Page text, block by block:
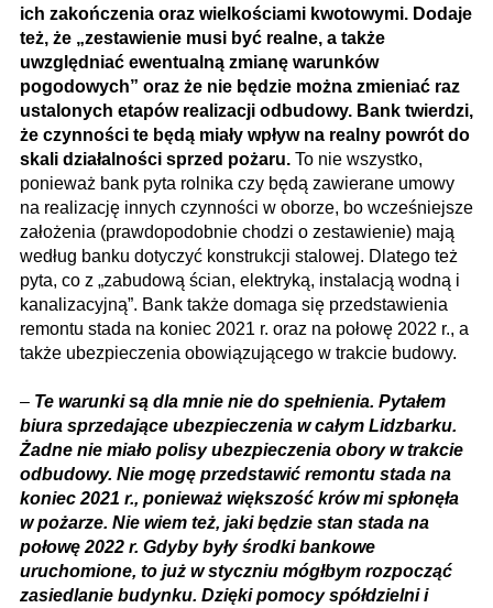
ich zakończenia oraz wielkościami kwotowymi. Dodaje
też, że „zestawienie musi być realne, a także
uwzględniać ewentualną zmianę warunków
pogodowych” oraz że nie będzie można zmieniać raz
ustalonych etapów realizacji odbudowy. Bank twierdzi,
że czynności te będą miały wpływ na realny powrót do
skali działalności sprzed pożaru. To nie wszystko,
ponieważ bank pyta rolnika czy będą zawierane umowy
na realizację innych czynności w oborze, bo wcześniejsze
założenia (prawdopodobnie chodzi o zestawienie) mają
według banku dotyczyć konstrukcji stalowej. Dlatego też
pyta, co z „zabudową ścian, elektryką, instalacją wodną i
kanalizacyjną”. Bank także domaga się przedstawienia
remontu stada na koniec 2021 r. oraz na połowę 2022 r., a
także ubezpieczenia obowiązującego w trakcie budowy.
– Te warunki są dla mnie nie do spełnienia. Pytałem
biura sprzedające ubezpieczenia w całym Lidzbarku.
Żadne nie miało polisy ubezpieczenia obory w trakcie
odbudowy. Nie mogę przedstawić remontu stada na
koniec 2021 r., ponieważ większość krów mi spłonęła
w pożarze. Nie wiem też, jaki będzie stan stada na
połowę 2022 r. Gdyby były środki bankowe
uruchomione, to już w styczniu mógłbym rozpocząć
zasiedlanie budynku. Dzięki pomocy spółdzielni i